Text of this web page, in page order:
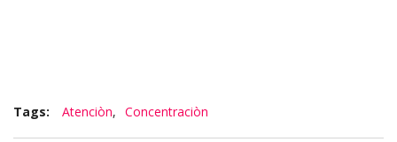
Tags: Atenciòn, Concentraciòn